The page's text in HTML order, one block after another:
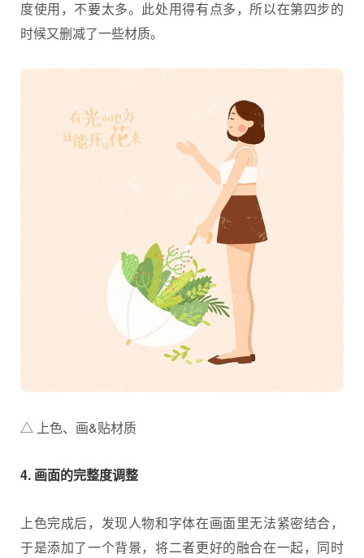
度使用，不要太多。此处用得有点多，所以在第四步的
时候又删减了一些材质。
△ 上色、画&贴材质
4. 画面的完整度调整
上色完成后，发现人物和字体在画面里无法紧密结合，
于是添加了一个背景，将二者更好的融合在一起，同时